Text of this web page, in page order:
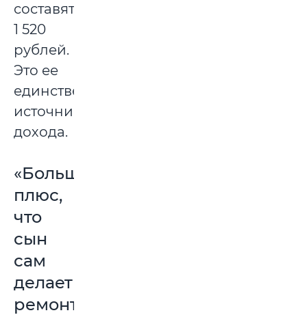
составят
1 520
рублей.
Это ее
единственный
источник
дохода.
«Большой
плюс,
что
сын
сам
делает
ремонты»